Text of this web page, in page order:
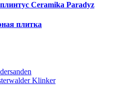
Ceramika Paradyz
плитка
Klinker